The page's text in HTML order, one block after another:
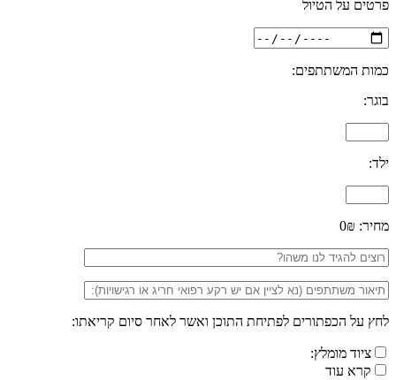
פרטים על הטיול
כמות המשתתפים:
בוגר:
ילד:
מחיר: 0₪
לחץ על הכפתורים לפתיחת התוכן ואשר לאחר סיום קריאתו:
ציוד מומלץ:
קרא עוד